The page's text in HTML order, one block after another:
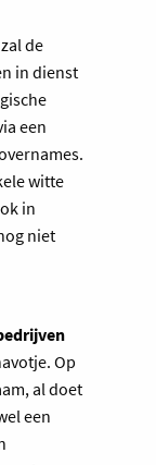
de
in dienst
een
witte
in
niet
Op
al doet
een